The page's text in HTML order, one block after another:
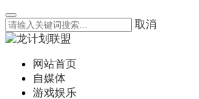
取消
网站首页
自媒体
游戏娱乐